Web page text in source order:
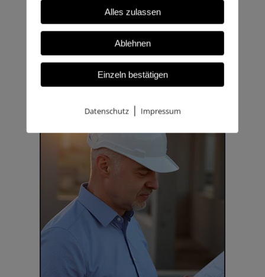
Alles zulassen
Ablehnen
Einzeln bestätigen
Datenschutz| Impressum